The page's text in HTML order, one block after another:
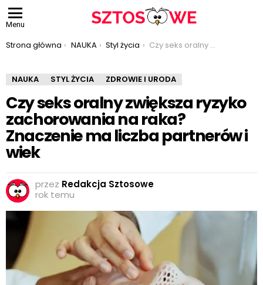
Menu
Jesteś tutaj:
Strona główna NAUKA Styl życia Czy seks oralny zwiększa ryzyko zachorowania na raka? Znaczenie ma liczba partnerów i wiek
NAUKA STYL ŻYCIA ZDROWIE I URODA
Czy seks oralny zwiększa ryzyko
zachorowania na raka?
Znaczenie ma liczba partnerów i
wiek
przez Redakcja Sztosowe
rok temu